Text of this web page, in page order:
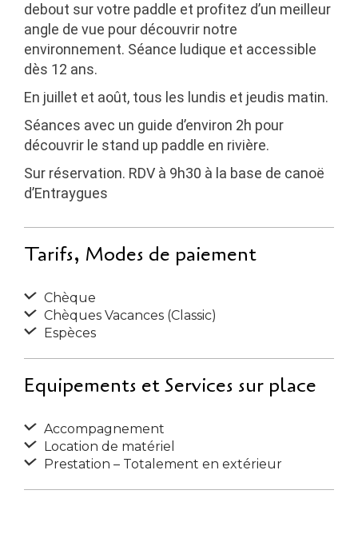
debout sur votre paddle et profitez d’un meilleur
angle de vue pour découvrir notre
environnement. Séance ludique et accessible
dès 12 ans.
En juillet et août, tous les lundis et jeudis matin.
Séances avec un guide d’environ 2h pour
découvrir le stand up paddle en rivière.
Sur réservation. RDV à 9h30 à la base de canoë
d’Entraygues
Tarifs, Modes de paiement
Chèque
Chèques Vacances (Classic)
Espèces
Equipements et Services sur place
Accompagnement
Location de matériel
Prestation – Totalement en extérieur